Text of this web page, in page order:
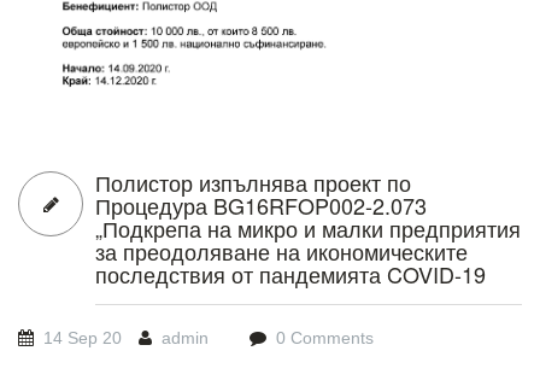
Полистор изпълнява проект по
Процедура BG16RFOP002-2.073
„Подкрепа на микро и малки предприятия
за преодоляване на икономическите
последствия от пандемията COVID-19
14 Sep 20 admin 0 Comments